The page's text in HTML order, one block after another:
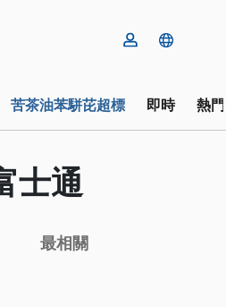
苦茶油苯駢芘超標 即時 熱
士通
最相關